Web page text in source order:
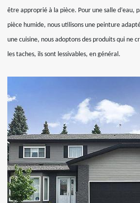
être approprié à la pièce. Pour une salle d’eau,
pièce humide, nous utilisons une peinture
une cuisine, nous adoptons des produits qui ne
les taches, ils sont lessivables, en général.